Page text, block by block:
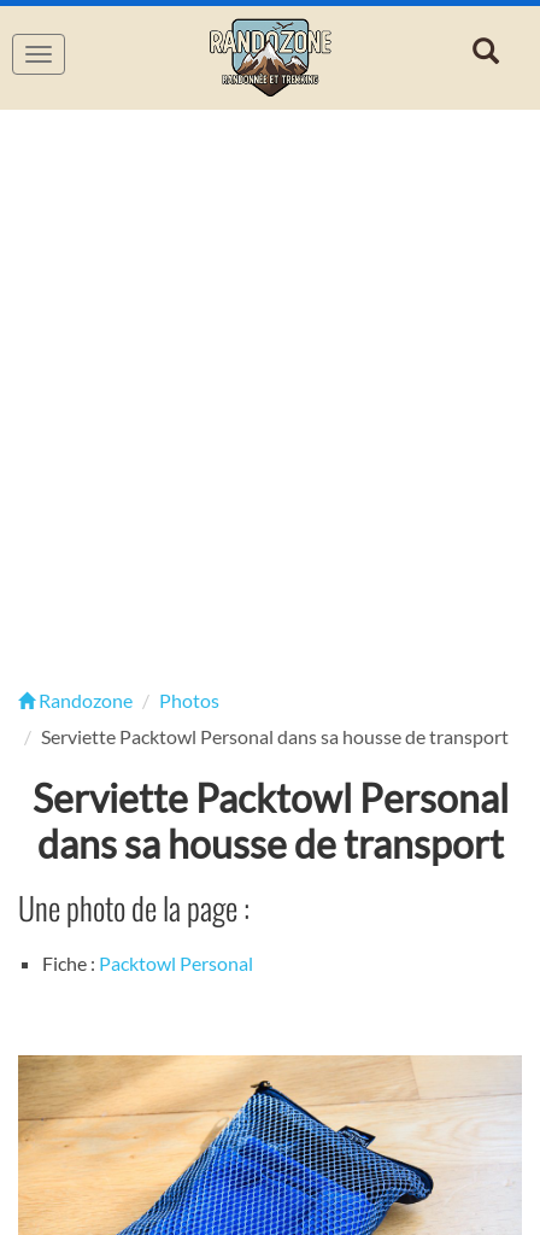
Navigation
Randozone
Photos
Serviette Packtowl Personal dans sa housse de transport
Serviette Packtowl Personal
dans sa housse de transport
Une photo de la page :
Fiche : Packtowl Personal